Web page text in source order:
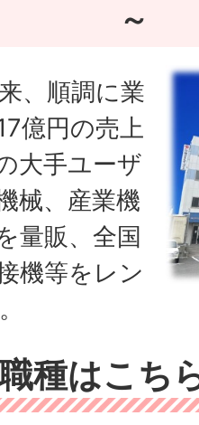
～
、順調に業
億円の売上
大手ユーザ
械、産業機
量販、全国
機等をレン
種はこち